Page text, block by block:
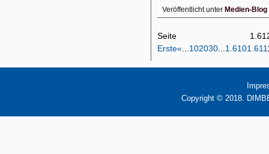
Veröffentlicht unter Medien-Blog
Seite
Erste« 102030 1.6101.611
Copyright © 2018.